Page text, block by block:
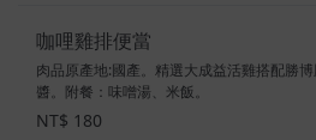
咖哩雞排便當
肉品原產地:國產。精選大成益活雞搭配勝
醬。附餐：味噌湯、米飯。
NT$ 180